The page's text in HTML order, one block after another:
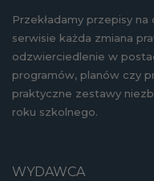
Przekładamy przepisy
serwisie każda zmiana
odzwierciedlenie w
programów, planów czy
praktyczne zestawy
roku szkolnego.
WYDAWCA